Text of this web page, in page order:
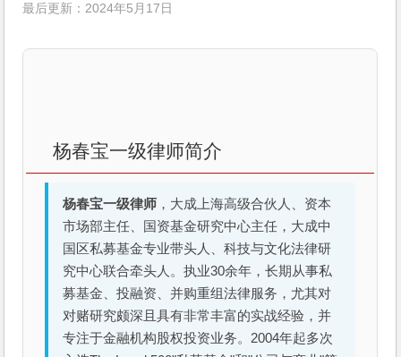
最后更新：2024年5月17日
杨春宝一级律师简介
杨春宝一级律师 ，大成上海高级合伙人、资本
市场部主任、国资基金研究中心主任，大成中
国区私募基金专业带头人、科技与文化法律研
究中心联合牵头人。执业30余年，长期从事私
募基金、投融资、并购重组法律服务，尤其对
对赌研究颇深且具有非常丰富的实战经验，并
专注于金融机构股权投资业务。2004年起多次